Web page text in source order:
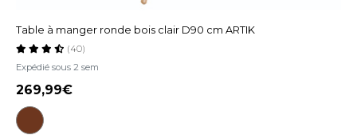
Table à manger ronde bois clair D90 cm ARTIK
Expédié sous 2 sem
(40)
269,99